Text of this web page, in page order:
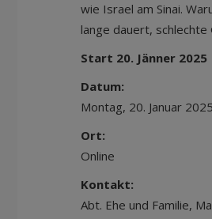
wie Israel am Sinai.
lange dauert,
Start 20. Jänner 2025
Datum:
Montag, 20. Januar
Ort:
Online
Kontakt:
Abt. Ehe und Familie,